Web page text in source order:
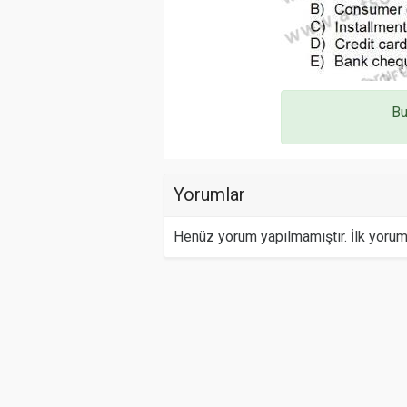
Yorumlar
Henüz yorum yapılmamıştır. İlk